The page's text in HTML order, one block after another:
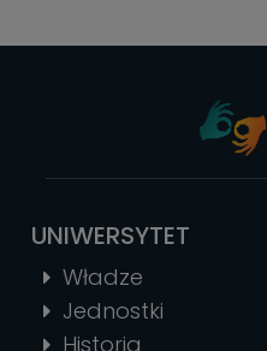
UNIWERSYTET
Władze
Jednostki
Historia